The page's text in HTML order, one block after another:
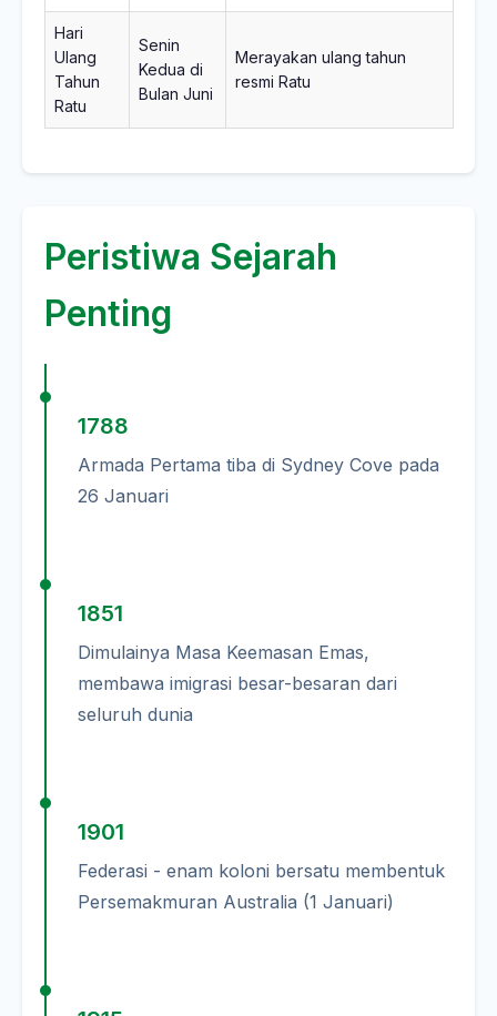
Hari
Ulang
Tahun
Ratu
Senin
Kedua di
Bulan Juni
Merayakan ulang tahun
resmi Ratu
Peristiwa Sejarah
Penting
1788
Armada Pertama tiba di Sydney Cove pada
26 Januari
1851
Dimulainya Masa Keemasan Emas,
membawa imigrasi besar-besaran dari
seluruh dunia
1901
Federasi - enam koloni bersatu membentuk
Persemakmuran Australia (1 Januari)